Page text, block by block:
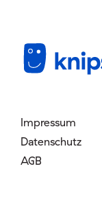
Login
Impressum
Datenschutz
AGB